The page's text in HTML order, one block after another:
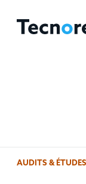
AUDITS & ÉTUDES